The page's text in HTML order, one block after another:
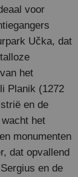
voor
Učka, dat
het
Planik (1272
en de
het
monumenten
dat opvallend
en de